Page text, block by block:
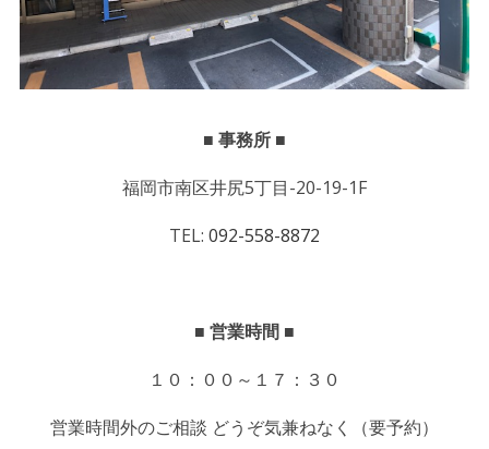
■ 事務所 ■
福岡市南区井尻5丁目-20-19-1F
TEL: 092-558-8872
■ 営業時間 ■
１０：００～１７：３０
営業時間外のご相談 どうぞ気兼ねなく（要予約）